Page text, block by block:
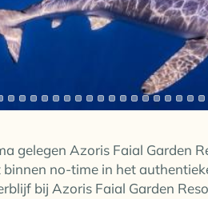
gelegen Azoris Faial Garden
binnen no-time in het
bij Azoris Faial Garden